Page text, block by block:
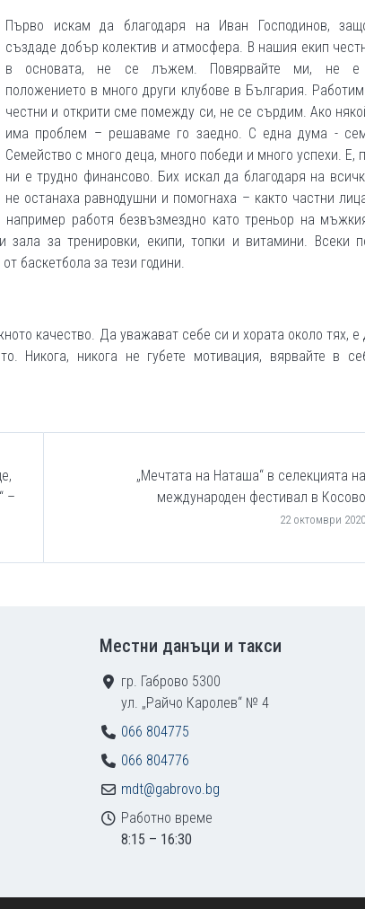
Първо искам да благодаря на Иван Господинов,
създаде добър колектив и атмосфера. В нашия екип
в основата, не се лъжем. Повярвайте ми, не е
положението в много други клубове в България.
честни и открити сме помежду си, не се сърдим. Ако
има проблем – решаваме го заедно. С една дума -
Семейство с много деца, много победи и много успехи. Е,
ни е трудно финансово. Бих искал да благодаря на
не останаха равнодушни и помогнаха – както частни
работя безвъзмездно като треньор на
зала за тренировки, екипи, топки и витамини. Всеки
баскетбола за тези години.
качество. Да уважават себе си и хората около тях, е
Никога, никога не губете мотивация, вярвайте в
–
„Мечтата на Наташа“ в селекцията на
международен фестивал в Косово
22 октомври 2020
Местни данъци и такси
гр. Габрово 5300
ул. „Райчо Каролев“ № 4
066 804775
066 804776
mdt@gabrovo.bg
Работно време
8:15 – 16:30